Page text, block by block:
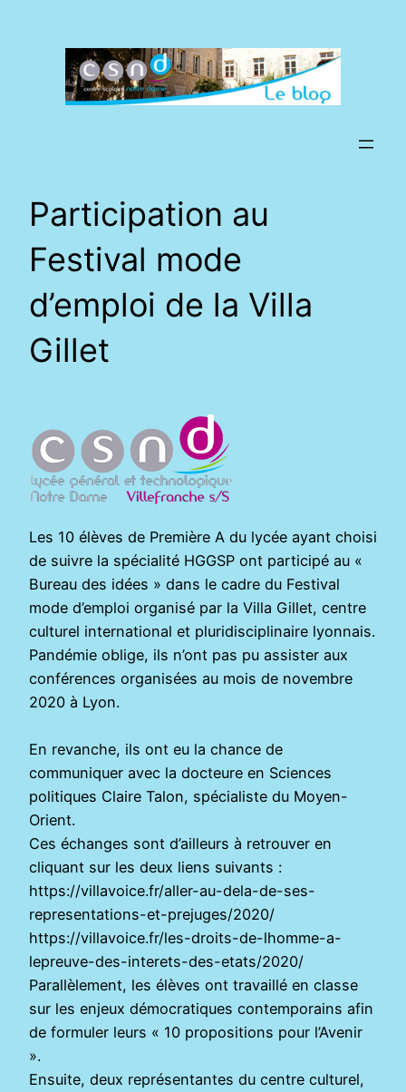
Participation au
Festival mode
d’emploi de la Villa
Gillet
Les 10 élèves de Première A du lycée ayant choisi
de suivre la spécialité HGGSP ont participé au «
Bureau des idées » dans le cadre du Festival
mode d’emploi organisé par la Villa Gillet, centre
culturel international et pluridisciplinaire lyonnais.
Pandémie oblige, ils n’ont pas pu assister aux
conférences organisées au mois de novembre
2020 à Lyon.
En revanche, ils ont eu la chance de
communiquer avec la docteure en Sciences
politiques Claire Talon, spécialiste du Moyen-
Orient.
Ces échanges sont d’ailleurs à retrouver en
cliquant sur les deux liens suivants :
https://villavoice.fr/aller-au-dela-de-ses-
representations-et-prejuges/2020/
https://villavoice.fr/les-droits-de-lhomme-a-
lepreuve-des-interets-des-etats/2020/
Parallèlement, les élèves ont travaillé en classe
sur les enjeux démocratiques contemporains afin
de formuler leurs « 10 propositions pour l’Avenir
».
Ensuite, deux représentantes du centre culturel,